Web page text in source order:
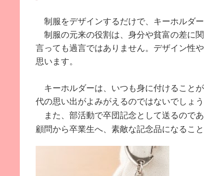
制服をデザインするだけで、キーホルダ
制服の元来の役割は、身分や貧富の差に
言っても過言ではありません。デザイン性
思います。
キーホルダーは、いつも身に付けること
代の思い出がよみがえるのではないでしょう
また、部活動で卒団記念として送るので
顧問から卒業生へ、素敵な記念品になること